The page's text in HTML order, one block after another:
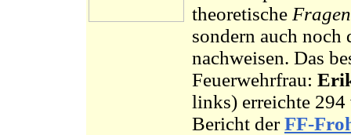
theoretische
sondern auch
nachweisen. Das
Feuerwehrfrau:
links) erreichte
Bericht derFF-